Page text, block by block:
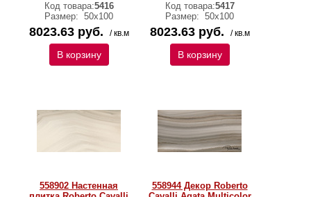
Код товара:5416
Размер: 50х100
8023.63 руб. / кв.м
В корзину
Код товара:5417
Размер: 50х100
8023.63 руб. / кв.м
В корзину
558902 Настенная
558944 Декор Roberto